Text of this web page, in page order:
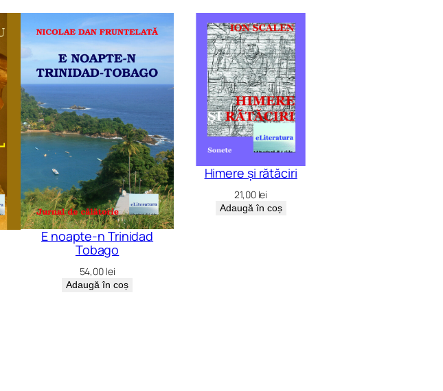
E noapte-n Trinidad
Tobago
54,00 lei
Adaugă în coș
Himere și rătăciri
21,00 lei
Adaugă în coș